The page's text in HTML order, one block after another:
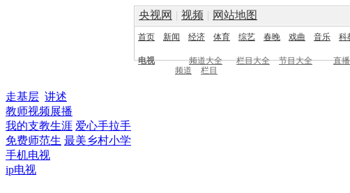
央视网 | 视频 | 网站地图
首页 新闻 经济 体育 综艺 春晚 戏曲 音乐 科
电视 频道大全 栏目大全 节目大全 直
频道
栏目
走基层 讲述
教师视频展播
我的支教生涯 爱心手拉手
免费师范生 最美乡村小学
手机电视
ip电视